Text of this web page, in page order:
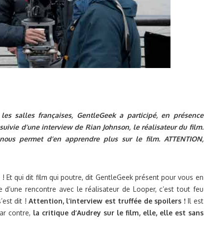
salles françaises, GentleGeek a participé, en présence
d’une interview de Rian Johnson, le réalisateur du film.
permet d’en apprendre plus sur le film. ATTENTION,
Et qui dit film qui poutre, dit GentleGeek présent pour vous en
rencontre avec le réalisateur de Looper, c’est tout feu
dit !Attention, l’interview est truffée de spoilers ! Il est
contre, la critique d’Audrey sur le film, elle, elle est sans